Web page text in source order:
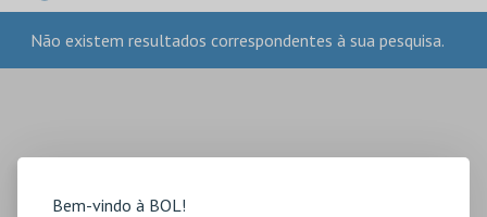
Bem-vindo à BOL!
CARTÕES
Não existem resultados correspondentes à sua pesquisa.